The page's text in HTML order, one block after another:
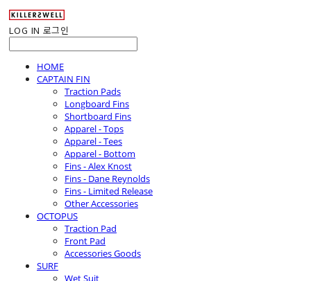
LOG IN 로그인
HOME
CAPTAIN FIN
Traction Pads
Longboard Fins
Shortboard Fins
Apparel - Tops
Apparel - Tees
Apparel - Bottom
Fins - Alex Knost
Fins - Dane Reynolds
Fins - Limited Release
Other Accessories
OCTOPUS
Traction Pad
Front Pad
Accessories Goods
SURF
Wet Suit